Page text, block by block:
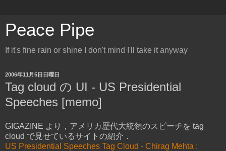
Peace Pipe
If it's fine rain or shine I don't mind I'll take it anyway
2006年11月5日日曜日
Tag cloud の UI - US Presidential
Speeches [memo]
GIGAZINE より，アメリカ歴代大統領のスピーチを tag
cloud で見せているサイトの紹介．
US Presidential Speeches Tag Cloud - Chirag Mehta :